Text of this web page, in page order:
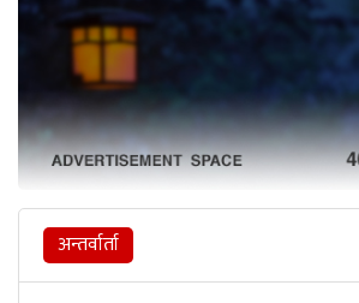
अन्तर्वार्ता